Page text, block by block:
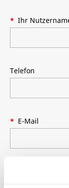
Ihr
Telefon
E-Mail